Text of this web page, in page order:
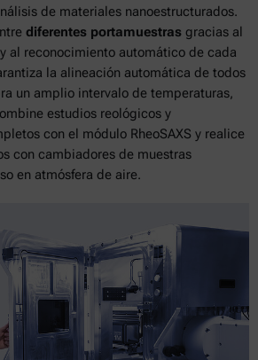
de materiales nanoestructurados.
diferentes portamuestras gracias al
al reconocimiento automático de cada
la alineación automática de todos
un amplio intervalo de temperaturas,
estudios reológicos y
con el módulo RheoSAXS y realice
con cambiadores de muestras
en atmósfera de aire.